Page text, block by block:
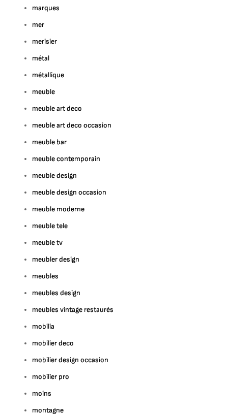
marques
mer
merisier
métal
métallique
meuble
meuble art deco
meuble art deco occasion
meuble bar
meuble contemporain
meuble design
meuble design occasion
meuble moderne
meuble tele
meuble tv
meubler design
meubles
meubles design
meubles vintage restaurés
mobilia
mobilier deco
mobilier design occasion
mobilier pro
moins
montagne